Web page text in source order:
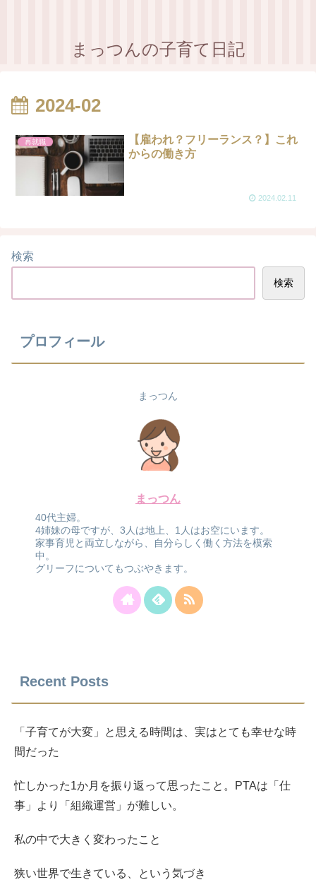
まっつんの子育て日記
2024-02
再就職
【雇われ？フリーランス？】これ
からの働き方
2024.02.11
検索
検索
プロフィール
まっつん
まっつん
40代主婦。
4姉妹の母ですが、3人は地上、1人はお空にいます。
家事育児と両立しながら、自分らしく働く方法を模索
中。
グリーフについてもつぶやきます。
Recent Posts
「子育てが大変」と思える時間は、実はとても幸せな時
間だった
忙しかった1か月を振り返って思ったこと。PTAは「仕
事」より「組織運営」が難しい。
私の中で大きく変わったこと
狭い世界で生きている、という気づき